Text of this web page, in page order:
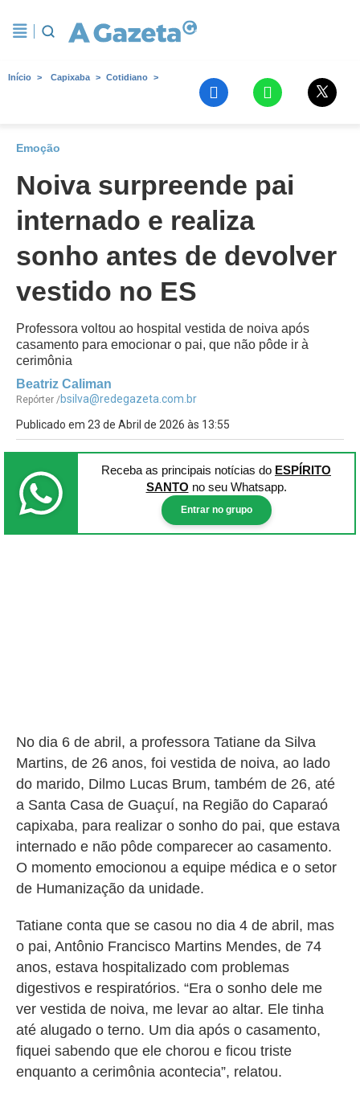
Início Capixaba Cotidiano
Emoção
Noiva surpreende pai
internado e realiza
sonho antes de devolver
vestido no ES
Professora voltou ao hospital vestida de noiva após
casamento para emocionar o pai, que não pôde ir à
cerimônia
Beatriz Caliman
Repórter /bsilva@redegazeta.com.br
Publicado em 23 de Abril de 2026 às 13:55
Receba as principais notícias do ESPÍRITO
SANTO no seu Whatsapp.
Entrar no grupo
No dia 6 de abril, a professora Tatiane da Silva
Martins, de 26 anos, foi vestida de noiva, ao lado
do marido, Dilmo Lucas Brum, também de 26, até
a Santa Casa de Guaçuí, na Região do Caparaó
capixaba, para realizar o sonho do pai, que estava
internado e não pôde comparecer ao casamento.
O momento emocionou a equipe médica e o setor
de Humanização da unidade.
Tatiane conta que se casou no dia 4 de abril, mas
o pai, Antônio Francisco Martins Mendes, de 74
anos, estava hospitalizado com problemas
digestivos e respiratórios. “Era o sonho dele me
ver vestida de noiva, me levar ao altar. Ele tinha
até alugado o terno. Um dia após o casamento,
fiquei sabendo que ele chorou e ficou triste
enquanto a cerimônia acontecia”, relatou.